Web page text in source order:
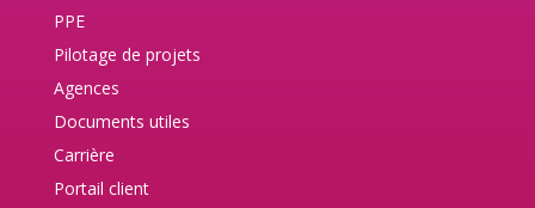
PPE
Pilotage de projets
Agences
Documents utiles
Carrière
Portail client